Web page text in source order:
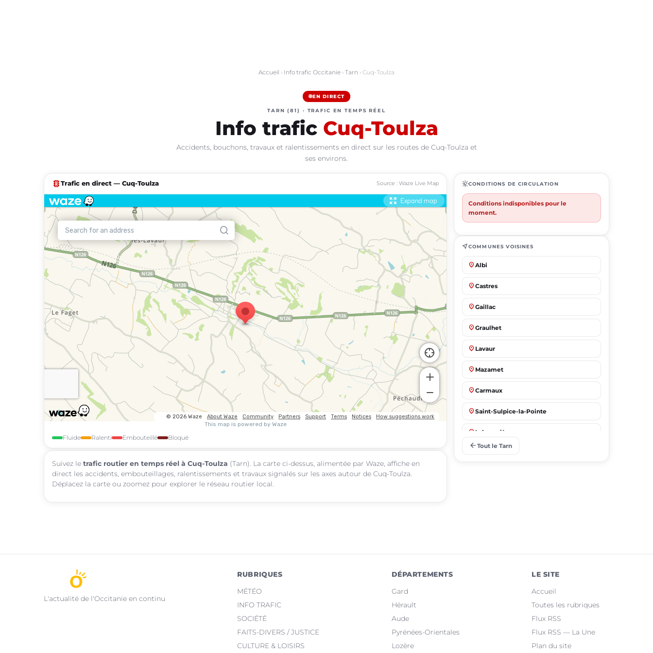
Accueil › Info trafic Occitanie › Tarn › Cuq-Toulza
EN DIRECT
TARN (81) · TRAFIC EN TEMPS RÉEL
Info trafic Cuq-Toulza
Accidents, bouchons, travaux et ralentissements en direct sur les routes de Cuq-Toulza et
ses environs.
traffic Trafic en direct — Cuq-Toulza Source : Waze Live Map
Fluide Ralenti Embouteillé Bloqué
Suivez le trafic routier en temps réel à Cuq-Toulza (Tarn). La carte ci-dessus, alimentée par Waze, affiche en
direct les accidents, embouteillages, ralentissements et travaux signalés sur les axes autour de Cuq-Toulza.
Déplacez la carte ou zoomez pour explorer le réseau routier local.
routineCONDITIONS DE CIRCULATION
Conditions indisponibles pour le
moment.
near_meCOMMUNES VOISINES
place Albi
place Castres
place Gaillac
place Graulhet
place Lavaur
place Mazamet
place Carmaux
place Saint-Sulpice-la-Pointe
place Labruguière
arrow_back Tout le Tarn
L'actualité de l'Occitanie en continu
RUBRIQUES
MÉTÉO
INFO TRAFIC
SOCIÉTÉ
FAITS-DIVERS / JUSTICE
CULTURE & LOISIRS
DÉPARTEMENTS
Gard
Hérault
Aude
Pyrénées-Orientales
Lozère
LE SITE
Accueil
Toutes les rubriques
Flux RSS
Flux RSS — La Une
Plan du site